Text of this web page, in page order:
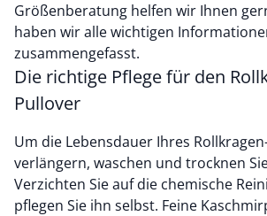
Größenberatung helfen wir Ihnen
haben wir alle wichtigen
zusammengefasst.
Die richtige Pflege für den
Pullover
Um die Lebensdauer Ihres
verlängern, waschen und trocknen
Verzichten Sie auf die chemische
pflegen Sie ihn selbst. Feine